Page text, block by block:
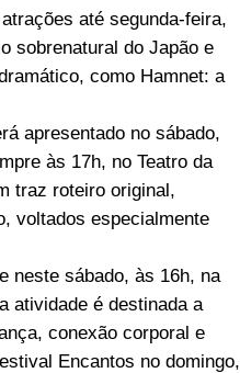
até segunda-feira,
sobrenatural do Japão e
como Hamnet: a
apresentado no sábado,
às 17h, no Teatro da
traz roteiro original,
voltados especialmente
neste sábado, às 16h, na
atividade é destinada a
conexão corporal e
Encantos no domingo,